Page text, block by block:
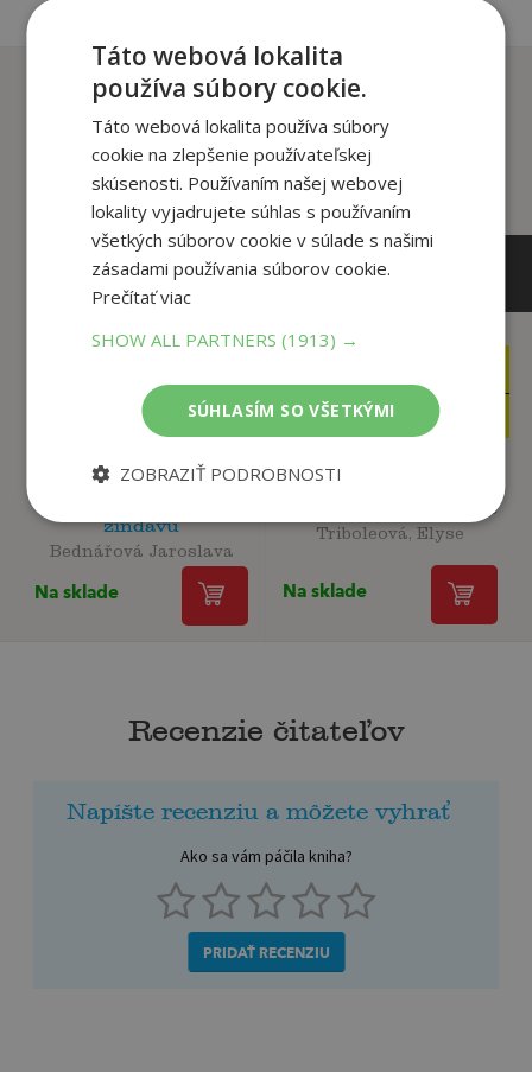
Zákazníci, ktorí si kúpili
tento titul si tiež kúpili
19,90
9,95
Herbár alebo od
žindavu
Bednářová Jaroslava
Na sklade
Intuitívne stravovanie
Triboleová, Elyse
Na sklade
Recenzie čitateľov
Napíšte recenziu a môžete vyhrať
Ako sa vám páčila kniha?
PRIDAŤ RECENZIU
Táto webová lokalita
používa súbory cookie.
Táto webová lokalita používa súbory
cookie na zlepšenie používateľskej
skúsenosti. Používaním našej webovej
lokality vyjadrujete súhlas s používaním
všetkých súborov cookie v súlade s našimi
zásadami používania súborov cookie.
Prečítať viac
SHOW ALL PARTNERS(1913) →
SÚHLASÍM SO VŠETKÝMI
ZOBRAZIŤ PODROBNOSTI